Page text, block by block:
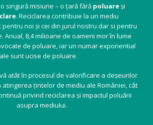
singură misiune – o țară fără poluareși
. Reciclarea contribuie la un mediu
pentru noi și cei din jurul nostru dar si pentru
Anual, 8,4 milioane de oameni mor în lume
de poluare, iar un numar exponential
sunt ucise de poluare.
atât în procesul de valorificare a deșeurilor
țintelor de mediu ale României, cât
privind reciclarea și impactul poluării
asupra mediului.